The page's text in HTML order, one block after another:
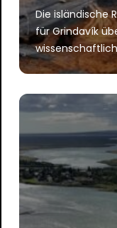
Die isländische
für Grindavík